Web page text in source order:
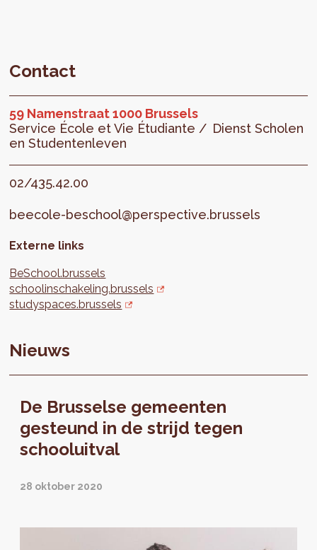
Contact
59 Namenstraat 1000 Brussels
Service École et Vie Étudiante / Dienst Scholen
en Studentenleven
02/435.42.00
beecole-beschool@perspective.brussels
Externe links
BeSchool.brussels
schoolinschakeling.brussels
studyspaces.brussels
Nieuws
De Brusselse gemeenten
gesteund in de strijd tegen
schooluitval
28 oktober 2020